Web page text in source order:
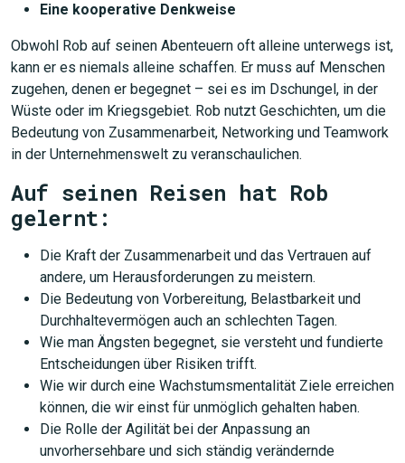
Eine kooperative Denkweise
Obwohl Rob auf seinen Abenteuern oft alleine unterwegs ist,
kann er es niemals alleine schaffen. Er muss auf Menschen
zugehen, denen er begegnet – sei es im Dschungel, in der
Wüste oder im Kriegsgebiet. Rob nutzt Geschichten, um die
Bedeutung von Zusammenarbeit, Networking und Teamwork
in der Unternehmenswelt zu veranschaulichen.
Auf seinen Reisen hat Rob
gelernt:
Die Kraft der Zusammenarbeit und das Vertrauen auf
andere, um Herausforderungen zu meistern.
Die Bedeutung von Vorbereitung, Belastbarkeit und
Durchhaltevermögen auch an schlechten Tagen.
Wie man Ängsten begegnet, sie versteht und fundierte
Entscheidungen über Risiken trifft.
Wie wir durch eine Wachstumsmentalität Ziele erreichen
können, die wir einst für unmöglich gehalten haben.
Die Rolle der Agilität bei der Anpassung an
unvorhersehbare und sich ständig verändernde